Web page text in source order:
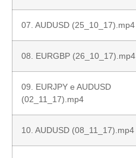
07. AUDUSD (25_10_17).mp4
08. EURGBP (26_10_17).mp4
09. EURJPY e AUDUSD
(02_11_17).mp4
10. AUDUSD (08_11_17).mp4